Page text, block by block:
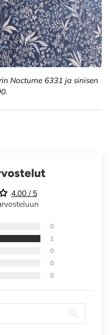
Nocturne 6331 ja sinisen
4.00 / 5
0
1
0
0
0